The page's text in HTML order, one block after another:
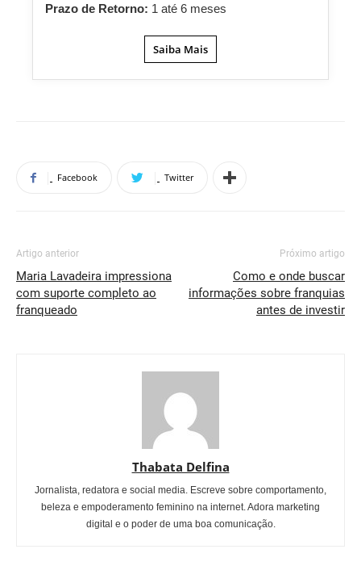
Prazo de Retorno: 1 até 6 meses
Saiba Mais
Facebook Twitter
Artigo anterior
Maria Lavadeira impressiona
com suporte completo ao
franqueado
Próximo artigo
Como e onde buscar
informações sobre franquias
antes de investir
Thabata Delfina
Jornalista, redatora e social media. Escreve sobre comportamento,
beleza e empoderamento feminino na internet. Adora marketing
digital e o poder de uma boa comunicação.